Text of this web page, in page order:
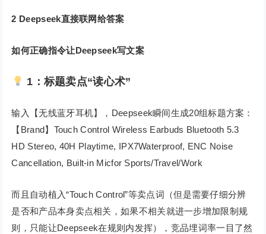
2 Deepseek直接联网给答案
如何正确指令让Deepseek写文案
1：标题卖点“读心术”
输入【无线蓝牙耳机】，Deepseek瞬间生成20组标题方案：
【Brand】Touch Control Wireless Earbuds Bluetooth 5.3
HD Stereo, 40H Playtime, IPX7Waterproof, ENC Noise
Cancellation, Built-in Micfor Sports/Travel/Work
而且自动植入“Touch Control”等卖点词（但是需要仔细分辨
是否和产品本身卖点相关，如果不相关就进一步增加限制规
则，只能让Deepseek在规则内发挥），竞品埋词率一目了然